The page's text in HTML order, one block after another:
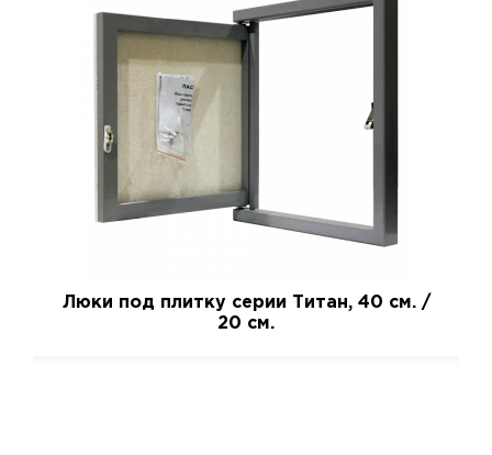
Люки под плитку серии Титан, 40 см. /
20 см.